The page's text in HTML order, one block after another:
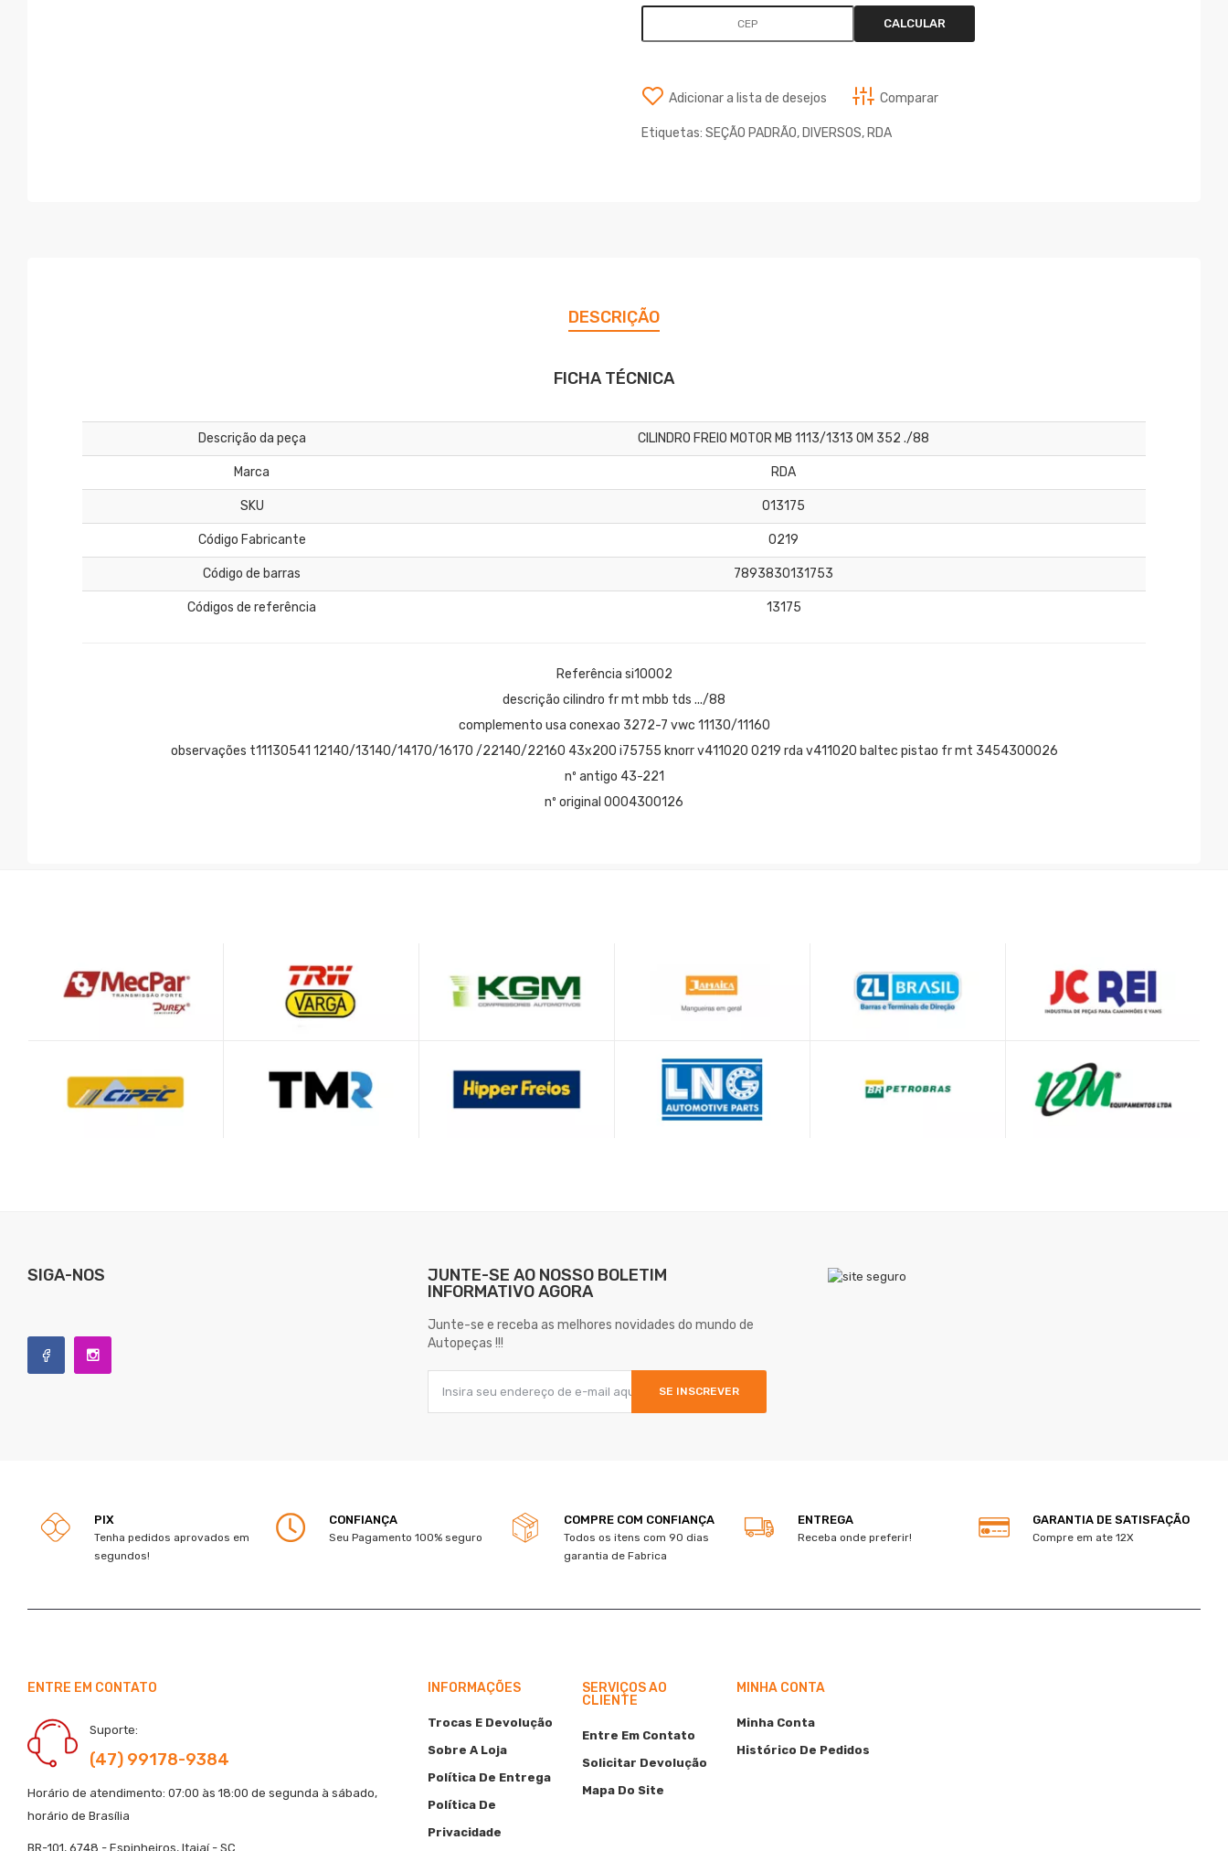
CALCULAR
Adicionar a lista de desejos Comparar
Etiquetas: SEÇÃO PADRÃO, DIVERSOS, RDA
DESCRIÇÃO
FICHA TÉCNICA
Descrição da peça CILINDRO FREIO MOTOR MB 1113/1313 OM 352 ./88
Marca RDA
SKU 013175
Código Fabricante 0219
Código de barras 7893830131753
Códigos de referência 13175
Referência si10002
descrição cilindro fr mt mbb tds .../88
complemento usa conexao 3272-7 vwc 11130/11160
observações t11130541 12140/13140/14170/16170 /22140/22160 43x200 i75755 knorr v411020 0219 rda v411020 baltec pistao fr mt 3454300026
nº antigo 43-221
nº original 0004300126
SIGA-NOS JUNTE-SE AO NOSSO BOLETIM
INFORMATIVO AGORA
Junte-se e receba as melhores novidades do mundo de
Autopeças !!!
SE INSCREVER
PIX
Tenha pedidos aprovados em
segundos!
CONFIANÇA
Seu Pagamento 100% seguro
COMPRE COM CONFIANÇA
Todos os itens com 90 dias
garantia de Fabrica
ENTREGA
Receba onde preferir!
GARANTIA DE SATISFAÇÃO
Compre em ate 12X
ENTRE EM CONTATO
Suporte:
(47) 99178-9384
Horário de atendimento: 07:00 às 18:00 de segunda à sábado,
horário de Brasília
BR-101, 6748 - Espinheiros, Itajaí - SC
INFORMAÇÕES
Trocas E Devolução
Sobre A Loja
Política De Entrega
Política De
Privacidade
SERVIÇOS AO
CLIENTE
Entre Em Contato
Solicitar Devolução
Mapa Do Site
MINHA CONTA
Minha Conta
Histórico De Pedidos